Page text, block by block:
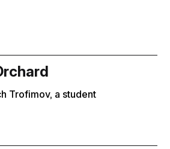
Trofimov, a student